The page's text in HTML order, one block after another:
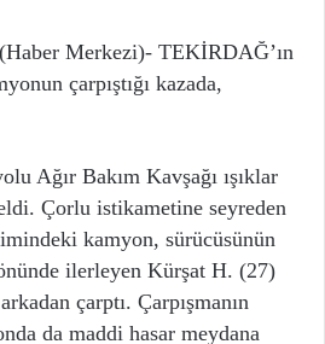
Merkezi)- TEKİRDAĞ’ın
çarpıştığı kazada,
Ağır Bakım Kavşağı ışıklar
Çorlu istikametine seyreden
kamyon, sürücüsünün
ilerleyen Kürşat H. (27)
çarptı. Çarpışmanın
da maddi hasar meydana